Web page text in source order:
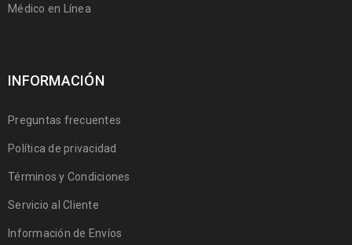
Médico en Línea
INFORMACIÓN
Preguntas frecuentes
Política de privacidad
Términos y Condiciones
Servicio al Cliente
Información de Envíos